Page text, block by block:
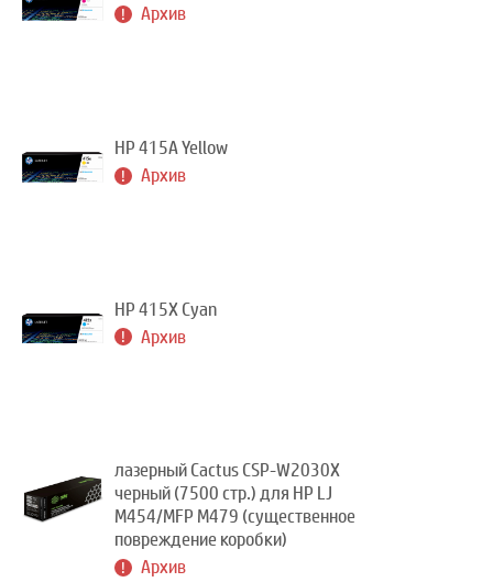
Архив
HP 415A Yellow
Архив
HP 415X Cyan
Архив
лазерный Cactus CSP-W2030X
черный (7500 стр.) для HP LJ
M454/MFP M479 (существенное
повреждение коробки)
Архив